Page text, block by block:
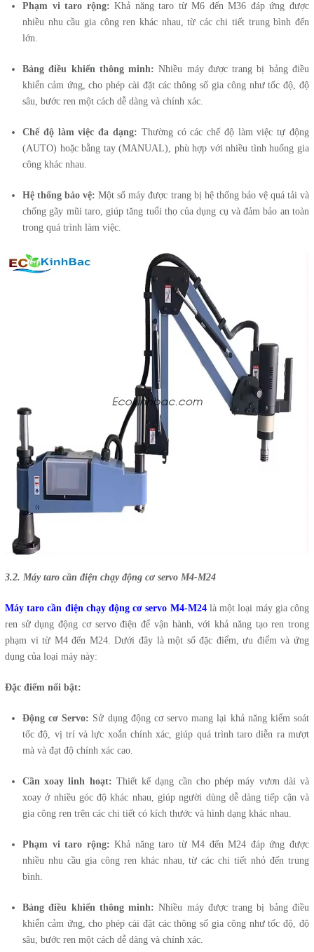
Phạm vi taro rộng: Khả năng taro từ M6 đến M36 đáp ứng được
nhiều nhu cầu gia công ren khác nhau, từ các chi tiết trung bình đến
lớn.
Bảng điều khiển thông minh: Nhiều máy được trang bị bảng điều
khiển cảm ứng, cho phép cài đặt các thông số gia công như tốc độ, độ
sâu, bước ren một cách dễ dàng và chính xác.
Chế độ làm việc đa dạng: Thường có các chế độ làm việc tự động
(AUTO) hoặc bằng tay (MANUAL), phù hợp với nhiều tình huống gia
công khác nhau.
Hệ thống bảo vệ: Một số máy được trang bị hệ thống bảo vệ quá tải và
chống gãy mũi taro, giúp tăng tuổi thọ của dụng cụ và đảm bảo an toàn
trong quá trình làm việc.
3.2. Máy taro cần điện chạy động cơ servo M4-M24
Máy taro cần điện chạy động cơ servo M4-M24là một loại máy gia công
ren sử dụng động cơ servo điện để vận hành, với khả năng tạo ren trong
phạm vi từ M4 đến M24. Dưới đây là một số đặc điểm, ưu điểm và ứng
dụng của loại máy này:
Đặc điểm nổi bật:
Động cơ Servo: Sử dụng động cơ servo mang lại khả năng kiểm soát
tốc độ, vị trí và lực xoắn chính xác, giúp quá trình taro diễn ra mượt
mà và đạt độ chính xác cao.
Cần xoay linh hoạt: Thiết kế dạng cần cho phép máy vươn dài và
xoay ở nhiều góc độ khác nhau, giúp người dùng dễ dàng tiếp cận và
gia công ren trên các chi tiết có kích thước và hình dạng khác nhau.
Phạm vi taro rộng: Khả năng taro từ M4 đến M24 đáp ứng được
nhiều nhu cầu gia công ren khác nhau, từ các chi tiết nhỏ đến trung
bình.
Bảng điều khiển thông minh: Nhiều máy được trang bị bảng điều
khiển cảm ứng, cho phép cài đặt các thông số gia công như tốc độ, độ
sâu, bước ren một cách dễ dàng và chính xác.